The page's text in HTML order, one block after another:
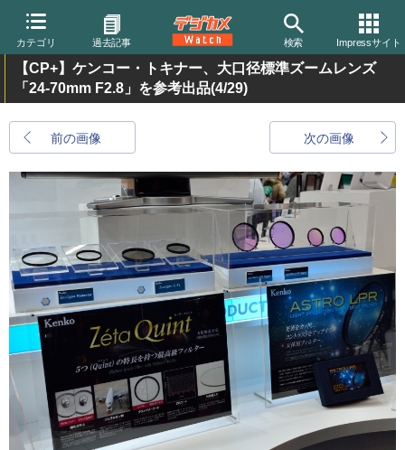
カテゴリ 過去記事 検索 Impressサイト
【CP+】ケンコー・トキナー、大口径標準ズームレンズ
「24-70mm F2.8」を参考出品(4/29)
前の画像 次の画像